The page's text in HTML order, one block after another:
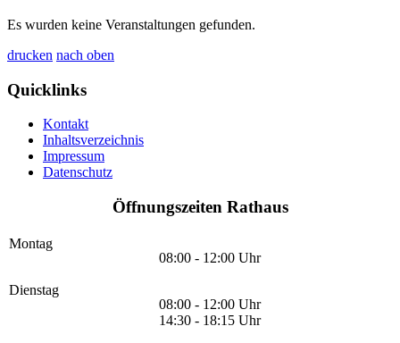
Es wurden keine Veranstaltungen gefunden.
drucken nach oben
Quicklinks
Kontakt
Inhaltsverzeichnis
Impressum
Datenschutz
Öffnungszeiten Rathaus
Montag
08:00 - 12:00 Uhr
Dienstag
08:00 - 12:00 Uhr
14:30 - 18:15 Uhr